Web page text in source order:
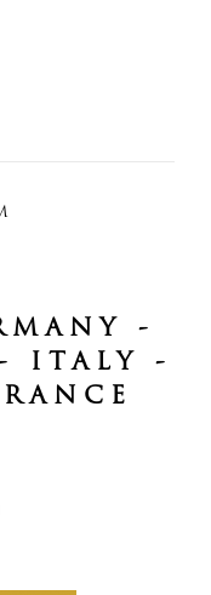
-
ITALY -